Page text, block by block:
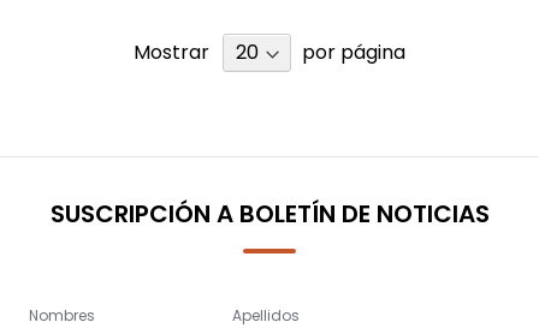
Mostrar por página
SUSCRIPCIÓN A BOLETÍN DE NOTICIAS
Nombres Apellidos